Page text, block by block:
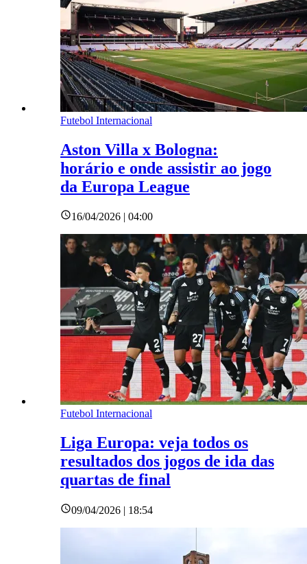
Futebol Internacional
Aston Villa x Bologna:
horário e onde assistir ao jogo
da Europa League
16/04/2026 | 04:00
Futebol Internacional
Liga Europa: veja todos os
resultados dos jogos de ida das
quartas de final
09/04/2026 | 18:54